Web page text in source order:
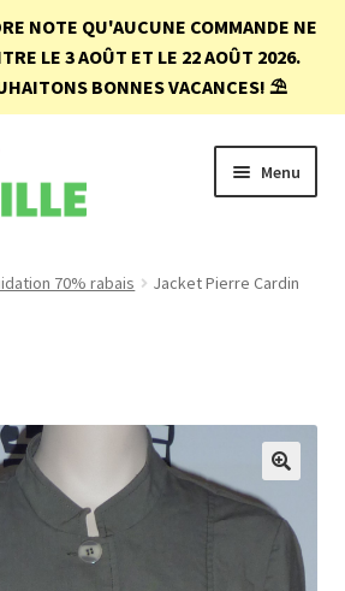
NOTE QU'AUCUNE COMMANDE NE
LE 3 AOÛT ET LE 22 AOÛT 2026.
BONNES VACANCES! ⛱️
Menu
70% rabais
Jacket Pierre Cardin